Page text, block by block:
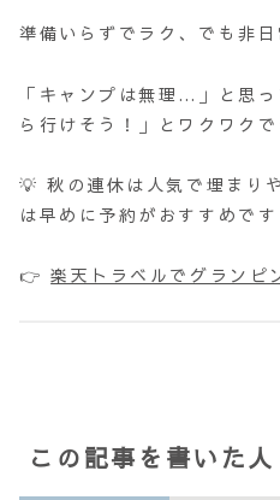
準備いらずでラク、でも非日
「キャンプは無理…」と思
ら行けそう！」とワクワクで
💡 秋の連休は人気で埋まり
は早めに予約がおすすめです
👉楽天トラベルでグランピ
この記事を書いた人